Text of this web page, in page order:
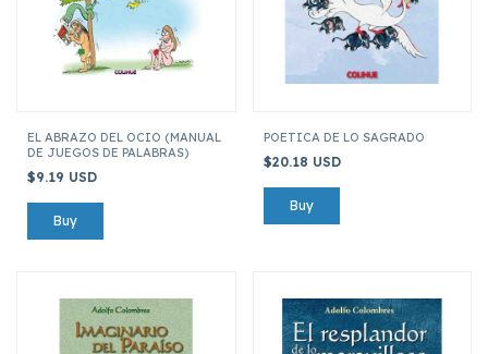
EL ABRAZO DEL OCIO (MANUAL
DE JUEGOS DE PALABRAS)
$9.19 USD
POETICA DE LO SAGRADO
$20.18 USD